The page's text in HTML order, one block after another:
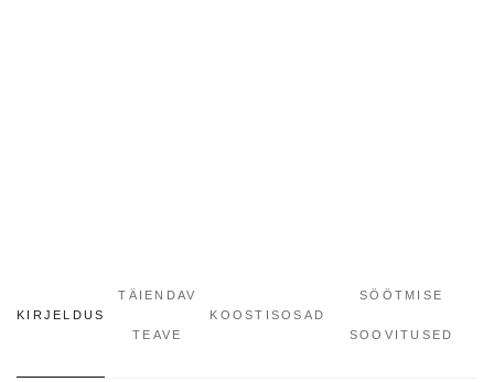
KIRJELDUS
TÄIENDAV
TEAVE
KOOSTISOSAD
SÖÖTMISE
SOOVITUSED